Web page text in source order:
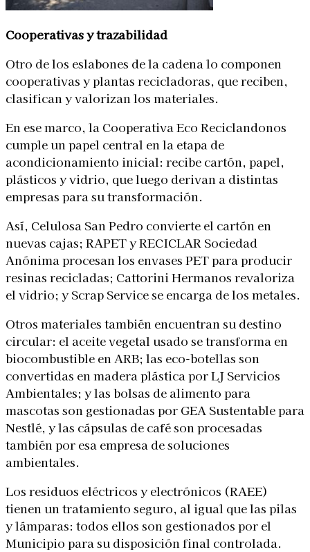
Cooperativas y trazabilidad
Otro de los eslabones de la cadena lo componen
cooperativas y plantas recicladoras, que reciben,
clasifican y valorizan los materiales.
En ese marco, la Cooperativa Eco Reciclandonos
cumple un papel central en la etapa de
acondicionamiento inicial: recibe cartón, papel,
plásticos y vidrio, que luego derivan a distintas
empresas para su transformación.
Así, Celulosa San Pedro convierte el cartón en
nuevas cajas; RAPET y RECICLAR Sociedad
Anónima procesan los envases PET para producir
resinas recicladas; Cattorini Hermanos revaloriza
el vidrio; y Scrap Service se encarga de los metales.
Otros materiales también encuentran su destino
circular: el aceite vegetal usado se transforma en
biocombustible en ARB; las eco-botellas son
convertidas en madera plástica por LJ Servicios
Ambientales; y las bolsas de alimento para
mascotas son gestionadas por GEA Sustentable para
Nestlé, y las cápsulas de café son procesadas
también por esa empresa de soluciones
ambientales.
Los residuos eléctricos y electrónicos (RAEE)
tienen un tratamiento seguro, al igual que las pilas
y lámparas: todos ellos son gestionados por el
Municipio para su disposición final controlada.